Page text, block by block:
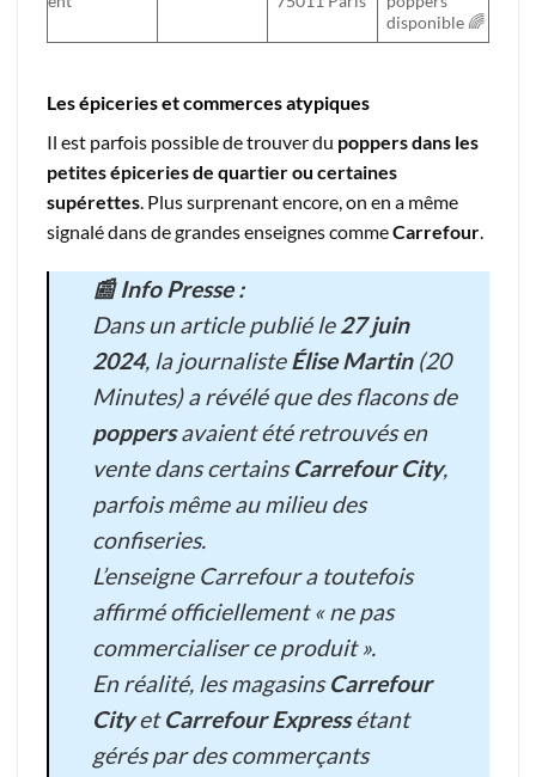
disponible 🌈
Les épiceries et commerces atypiques
Il est parfois possible de trouver du poppers dans les
petites épiceries de quartier ou certaines
supérettes. Plus surprenant encore, on en a même
signalé dans de grandes enseignes commeCarrefour.
📰 Info Presse :
Dans un article publié le27 juin
2024, la journalisteÉlise Martin(20
Minutes) a révélé que des flacons de
poppersavaient été retrouvés en
vente dans certainsCarrefour City,
parfois même au milieu des
confiseries.
L’enseigne Carrefour a toutefois
affirmé officiellement« ne pas
commercialiser ce produit ».
En réalité, les magasinsCarrefour
CityetCarrefour Expressétant
gérés par des commerçants